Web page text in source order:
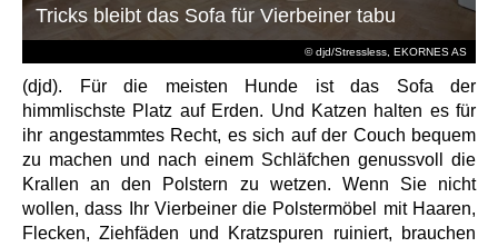
© djd/Stressless, EKORNES AS
Tricks bleibt das Sofa für Vierbeiner tabu
(djd). Für die meisten Hunde ist das Sofa der
himmlischste Platz auf Erden. Und Katzen halten es für
ihr angestammtes Recht, es sich auf der Couch bequem
zu machen und nach einem Schläfchen genussvoll die
Krallen an den Polstern zu wetzen. Wenn Sie nicht
wollen, dass Ihr Vierbeiner die Polstermöbel mit Haaren,
Flecken, Ziehfäden und Kratzspuren ruiniert, brauchen